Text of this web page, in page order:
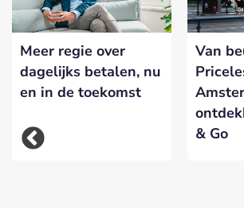
Meer regie over
dagelijks betalen, nu
en in de toekomst
Van
& Go